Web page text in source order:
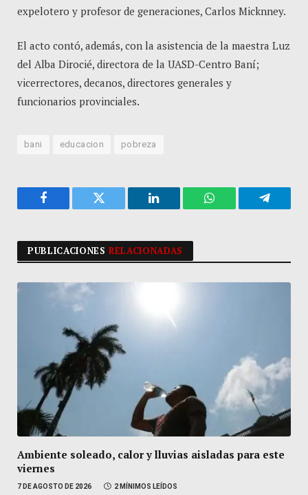
expelotero y profesor de generaciones, Carlos Micknney.
El acto contó, además, con la asistencia de la maestra Luz
del Alba Dirocié, directora de la UASD-Centro Baní;
vicerrectores, decanos, directores generales y
funcionarios provinciales.
bani educacion pobreza
Facebook Twitter LinkedIn WhatsApp
PUBLICACIONESRELACIONADAS
Ambiente soleado, calor y lluvias aisladas para este
viernes
7 DE AGOSTO DE 2026 2 MÍNIMOS LEÍDOS